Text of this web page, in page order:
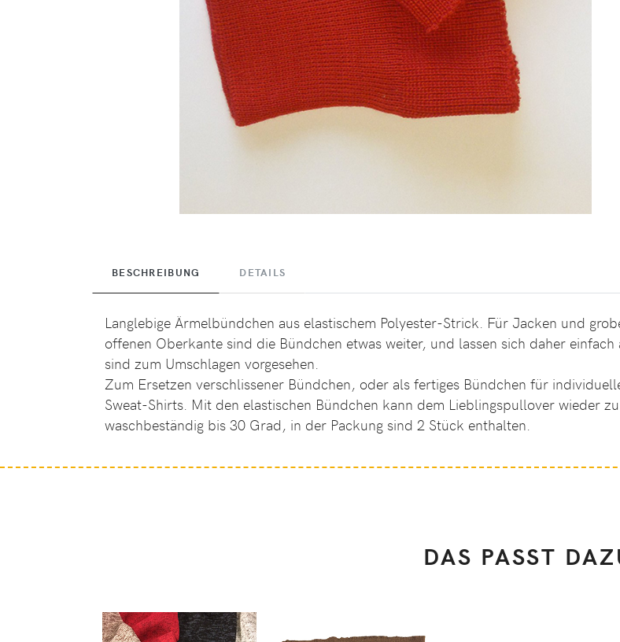
BESCHREIBUNG DETAILS
Langlebige Ärmelbündchen aus elastischem Polyester-Strick. Für Jacken und
offenen Oberkante sind die Bündchen etwas weiter, und lassen sich daher
sind zum Umschlagen vorgesehen.
Zum Ersetzen verschlissener Bündchen, oder als fertiges Bündchen für
Sweat-Shirts. Mit den elastischen Bündchen kann dem Lieblingspullover wieder
waschbeständig bis 30 Grad, in der Packung sind 2 Stück enthalten.
DAS PASST